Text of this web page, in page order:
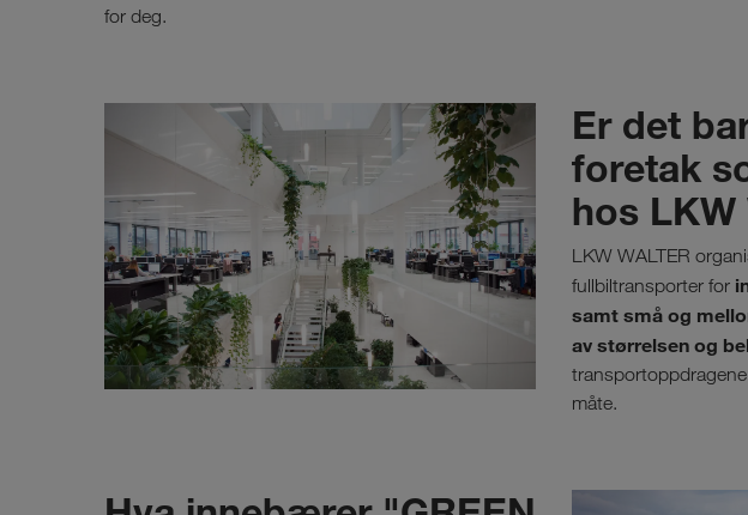
for deg.
Er det
foretak
hos LKW
LKW WALTER
fullbiltransporter for
samt små og
av størrelsen og
måte.